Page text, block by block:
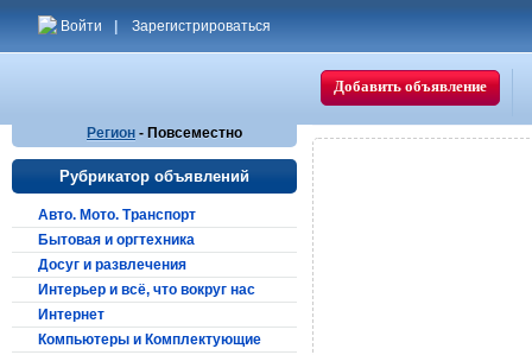
Войти Зарегистрироваться
Добавить объявление
Регион - Повсеместно
Рубрикатор объявлений
Авто. Мото. Транспорт
Бытовая и оргтехника
Досуг и развлечения
Интерьер и всё, что вокруг нас
Интернет
Компьютеры и Комплектующие